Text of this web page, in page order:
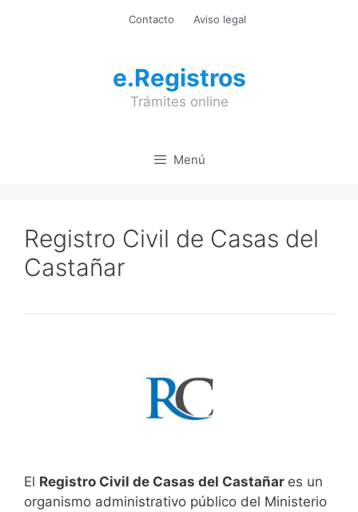
Contacto Aviso legal
e.Registros
Trámites online
Menú
Registro Civil de Casas del
Castañar
El Registro Civil de Casas del Castañar es un
organismo administrativo público del Ministerio